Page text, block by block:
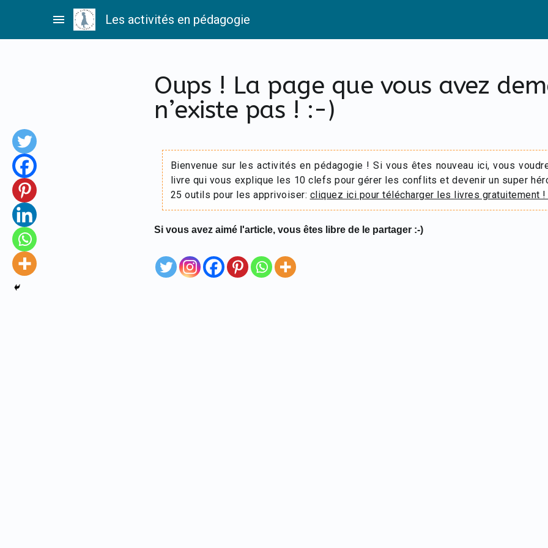
menu Les activités en pédagogie
Oups ! La page que vous avez
n’existe pas ! :-)
Bienvenue sur les activités en pédagogie ! Si vous êtes nouveau ici, vous
livre qui vous explique les 10 clefs pour gérer les conflits et devenir un super
25 outils pour les apprivoiser: cliquez ici pour télécharger les livres gratuitement !
Si vous avez aimé l'article, vous êtes libre de le partager :-)